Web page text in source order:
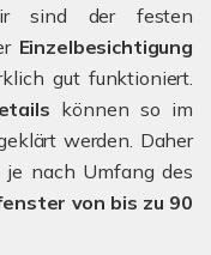
sind der festen
Einzelbesichtigung
gut funktioniert.
können so im
werden. Daher
nach Umfang des
von bis zu 90